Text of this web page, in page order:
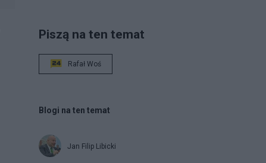
Piszą na ten temat
Rafał Woś
Blogi na ten temat
Jan Filip Libicki